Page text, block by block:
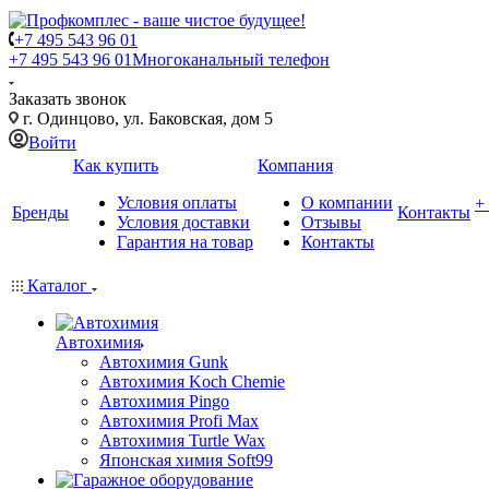
+7 495 543 96 01
+7 495 543 96 01Многоканальный телефон
Заказать звонок
г. Одинцово, ул. Баковская, дом 5
Войти
Бренды
Как купить
Условия оплаты
Условия доставки
Гарантия на товар
Компания
О компании
Отзывы
Контакты
Контакты
Каталог
Автохимия
Автохимия Gunk
Автохимия Koch Chemie
Автохимия Pingo
Автохимия Profi Max
Автохимия Turtle Wax
Японская химия Soft99